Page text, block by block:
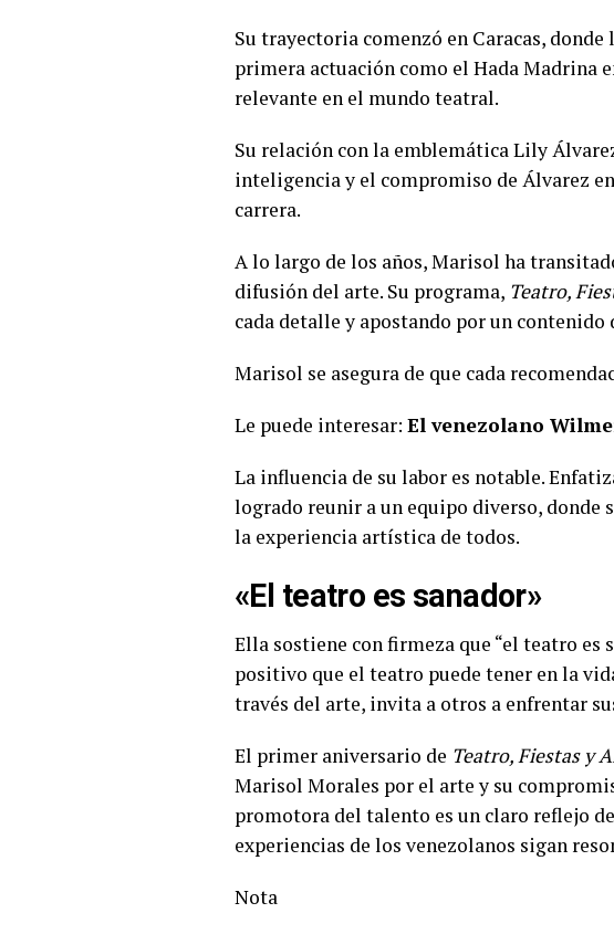
Su trayectoria comenzó en Caracas,
primera actuación como el Hada Madrina
relevante en el mundo teatral.
Su relación con la emblemática Lily
inteligencia y el compromiso de Álvarez
carrera.
A lo largo de los años, Marisol ha
difusión del arte. Su programa, Teatro,
cada detalle y apostando por un contenido
Marisol se asegura de que cada
Le puede interesar: El venezolano
La influencia de su labor es notable.
logrado reunir a un equipo diverso, donde
la experiencia artística de todos.
«El teatro es sanador»
Ella sostiene con firmeza que “el teatro es
positivo que el teatro puede tener en la
través del arte, invita a otros a enfrentar
El primer aniversario de Teatro, Fiestas y
Marisol Morales por el arte y su
promotora del talento es un claro reflejo
experiencias de los venezolanos sigan
Nota